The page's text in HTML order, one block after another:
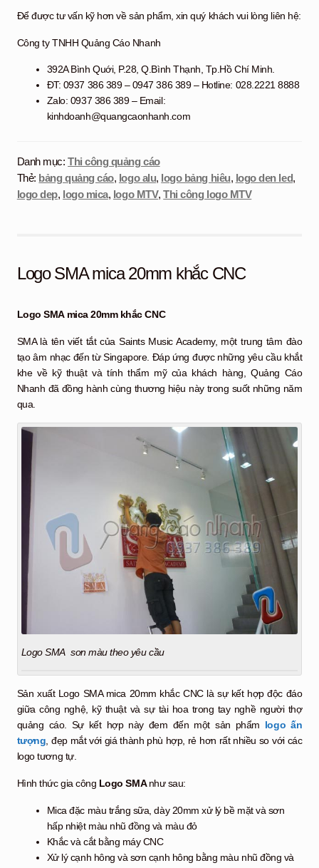
Để được tư vấn kỹ hơn về sản phẩm, xin quý khách vui lòng liên hệ:
Công ty TNHH Quảng Cáo Nhanh
392A Bình Quới, P.28, Q.Bình Thạnh, Tp.Hồ Chí Minh.
ĐT: 0937 386 389 – 0947 386 389 – Hotline: 028.2221 8888
Zalo: 0937 386 389 – Email:
kinhdoanh@quangcaonhanh.com
Danh mục:Thi công quảng cáo
Thẻ: bảng quảng cáo, logo alu, logo bảng hiêu, logo den led,
logo dep, logo mica, logo MTV,Thi công logo MTV
Logo SMA mica 20mm khắc CNC
Logo SMA mica 20mm khắc CNC
SMA là tên viết tắt của Saints Music Academy, một trung tâm đào
tạo âm nhạc đến từ Singapore. Đáp ứng được những yêu cầu khắt
khe về kỹ thuật và tính thẩm mỹ của khách hàng, Quảng Cáo
Nhanh đã đồng hành cùng thương hiệu này trong suốt những năm
qua.
Logo SMA sơn màu theo yêu cầu
Sản xuất Logo SMA mica 20mm khắc CNC là sự kết hợp độc đáo
giữa công nghệ, kỹ thuật và sự tài hoa trong tay nghề người thợ
quảng cáo. Sự kết hợp này đem đến một sản phẩm logo ấn
tượng, đẹp mắt với giá thành phù hợp, rẻ hơn rất nhiều so với các
logo tương tự.
Hình thức gia công Logo SMAnhư sau:
Mica đặc màu trắng sữa, dày 20mm xử lý bề mặt và sơn
hấp nhiệt màu nhũ đồng và màu đỏ
Khắc và cắt bằng máy CNC
Xử lý cạnh hông và sơn cạnh hông bằng màu nhũ đồng và